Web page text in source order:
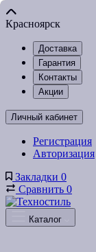
Красноярск
Доставка
Гарантия
Контакты
Акции
Личный кабинет
Регистрация
Авторизация
Закладки 0
Сравнить 0
Каталог